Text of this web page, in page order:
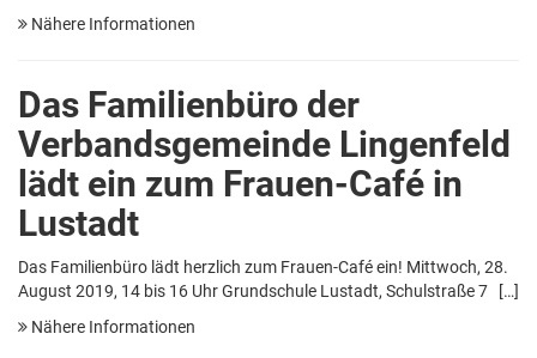
Nähere Informationen
Das Familienbüro der
Verbandsgemeinde Lingenfeld
lädt ein zum Frauen-Café in
Lustadt
Das Familienbüro lädt herzlich zum Frauen-Café ein! Mittwoch, 28.
August 2019, 14 bis 16 Uhr Grundschule Lustadt, Schulstraße 7 […]
Nähere Informationen